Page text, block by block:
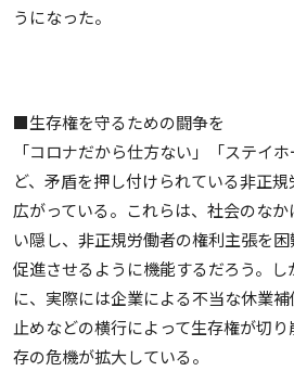
うになった。
■生存権を守るための闘争を
「コロナだから仕方ない」「ステイ
ど、矛盾を押し付けられている非正
広がっている。これらは、社会のな
い隠し、非正規労働者の権利主張を
促進させるように機能するだろう。
に、実際には企業による不当な休業
止めなどの横行によって生存権が切
存の危機が拡大している。